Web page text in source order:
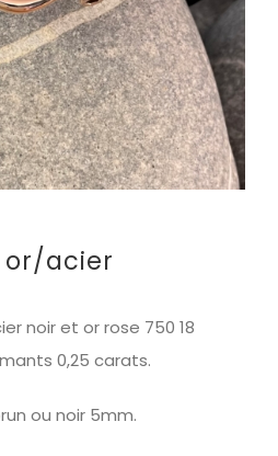
or/acier
noir et or rose 750 18
0,25 carats.
ou noir 5mm.